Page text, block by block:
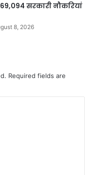
सरकारी नौकरियां
8, 2026
Required fields are